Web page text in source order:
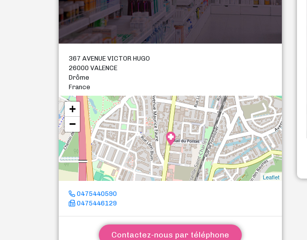
367 AVENUE VICTOR HUGO
26000 VALENCE
Drôme
France
+
−
Leaflet
0475440590
0475446129
Contactez-nous par téléphone